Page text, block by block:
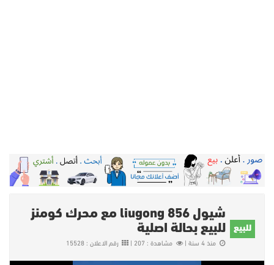
للبيع
شيول liugong 856 مع محرك كومنز
للبيع بحالة اصلية
منذ 4 سنة | مشاهدة : 207 | رقم الاعلان : 15528